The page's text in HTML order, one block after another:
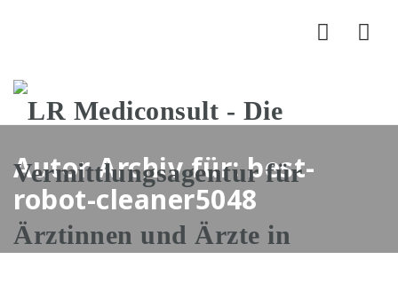
Autor Archiv für: best-
robot-cleaner5048